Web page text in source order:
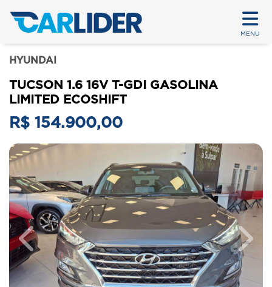
MENU
HYUNDAI
TUCSON 1.6 16V T-GDI GASOLINA
LIMITED ECOSHIFT
R$ 154.900,00
Previous Next